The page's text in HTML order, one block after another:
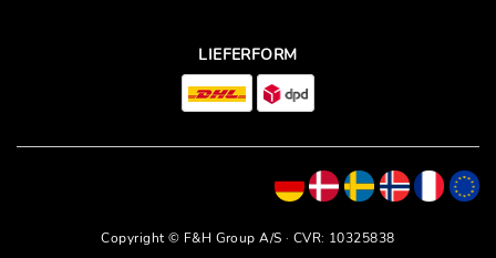
LIEFERFORM
Copyright © F&H Group A/S · CVR: 10325838